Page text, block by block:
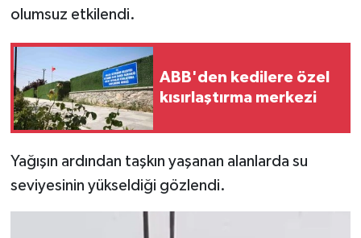
olumsuz etkilendi.
ABB'den kedilere özel
kısırlaştırma merkezi
Yağışın ardından taşkın yaşanan alanlarda su
seviyesinin yükseldiği gözlendi.